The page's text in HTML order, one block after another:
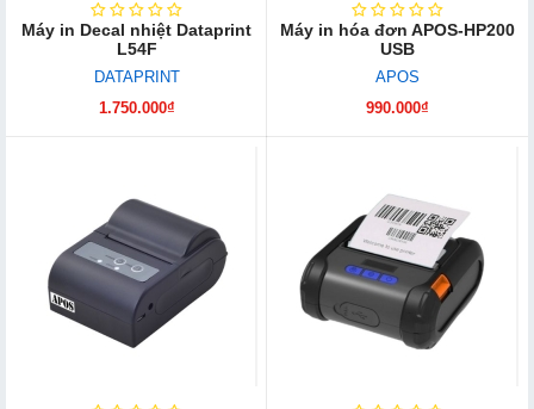
Máy in Decal nhiệt Dataprint
L54F
DATAPRINT
1.750.000₫
Máy in hóa đơn APOS-HP200
USB
APOS
990.000₫